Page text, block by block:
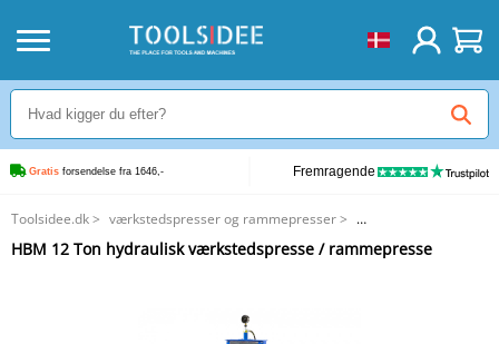
Gratis forsendelse fra 1646,- Fremragende
Toolsidee.dk> værkstedspresser og rammepresser>
hydrauliske rammepresser
HBM 12 Ton hydraulisk værkstedspresse / rammepresse
HBM 12 Ton hydraulisk værkstedspresse / rammepresse